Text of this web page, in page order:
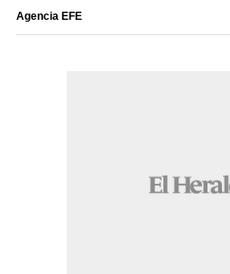
Agencia EFE